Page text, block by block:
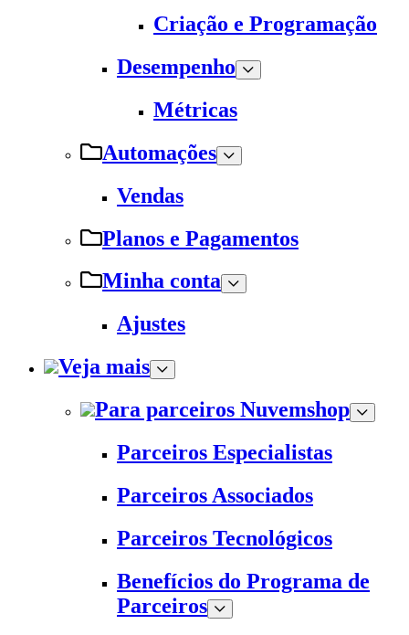
Criação e Programação
Desempenho
Métricas
Automações
Vendas
Planos e Pagamentos
Minha conta
Ajustes
Veja mais
Para parceiros Nuvemshop
Parceiros Especialistas
Parceiros Associados
Parceiros Tecnológicos
Benefícios do Programa de
Parceiros